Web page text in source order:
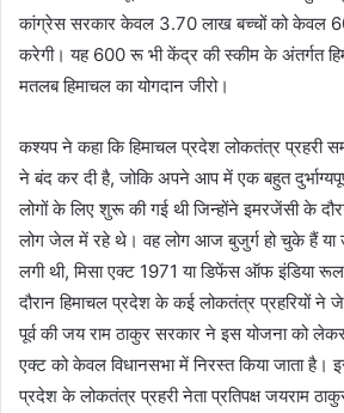
कांग्रेस सरकार केवल 3.70 लाख बच्चों को केवल
करेगी। यह 600 रू भी केंद्र की स्कीम के अंतर्गत
मतलब हिमाचल का योगदान जीरो।
कश्यप ने कहा कि हिमाचल प्रदेश लोकतंत्र प्रहरी
ने बंद कर दी है, जोकि अपने आप में एक बहुत
लोगों के लिए शुरू की गई थी जिन्होंने इमरजेंसी के
लोग जेल में रहे थे। वह लोग आज बुजुर्ग हो चुके हैं या
लगी थी, मिसा एक्ट 1971 या डिफेंस ऑफ इंडिया
दौरान हिमाचल प्रदेश के कई लोकतंत्र प्रहरियों ने
पूर्व की जय राम ठाकुर सरकार ने इस योजना को
एक्ट को केवल विधानसभा में निरस्त किया जाता है।
प्रदेश के लोकतंत्र प्रहरी नेता प्रतिपक्ष जयराम